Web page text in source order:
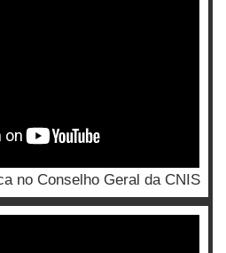
no Conselho Geral da CNIS